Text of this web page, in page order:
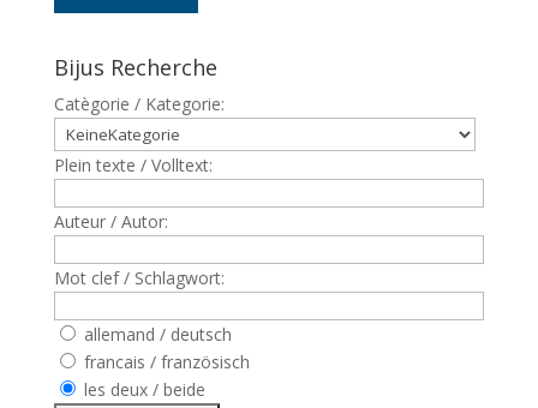
Bijus Recherche
Catègorie / Kategorie:
Plein texte / Volltext:
Auteur / Autor:
Mot clef / Schlagwort:
allemand / deutsch
francais / französisch
les deux / beide